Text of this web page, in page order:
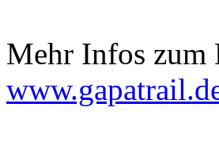
Mehr Infos zum